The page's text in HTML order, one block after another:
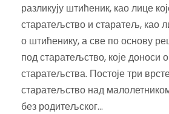
разликују штићеник, као лице
старатељство и старатељ, као
о штићенику, а све по основу
под старатељство, које доноси
старатељства. Постоје три
старатељство над
без родитељског...